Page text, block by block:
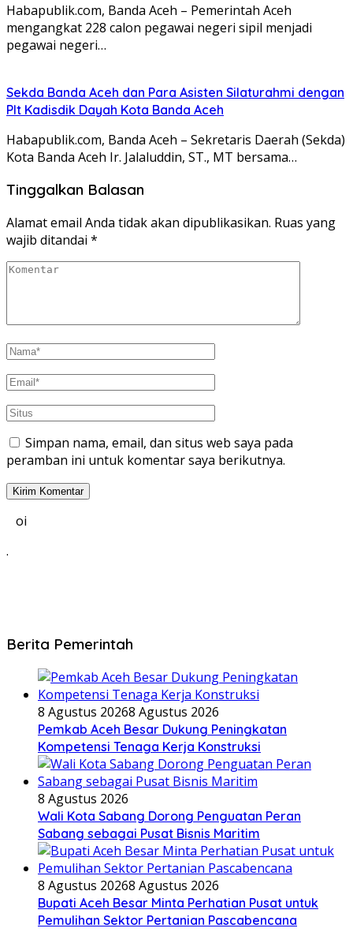
Habapublik.com, Banda Aceh – Pemerintah Aceh
mengangkat 228 calon pegawai negeri sipil menjadi
pegawai negeri…
Sekda Banda Aceh dan Para Asisten Silaturahmi dengan
Plt Kadisdik Dayah Kota Banda Aceh
Habapublik.com, Banda Aceh – Sekretaris Daerah (Sekda)
Kota Banda Aceh Ir. Jalaluddin, ST., MT bersama…
Tinggalkan Balasan
Alamat email Anda tidak akan dipublikasikan. Ruas yang
wajib ditandai *
Simpan nama, email, dan situs web saya pada
peramban ini untuk komentar saya berikutnya.
oi
.
Berita Pemerintah
8 Agustus 20268 Agustus 2026
Pemkab Aceh Besar Dukung Peningkatan
Kompetensi Tenaga Kerja Konstruksi
8 Agustus 2026
Wali Kota Sabang Dorong Penguatan Peran
Sabang sebagai Pusat Bisnis Maritim
8 Agustus 20268 Agustus 2026
Bupati Aceh Besar Minta Perhatian Pusat untuk
Pemulihan Sektor Pertanian Pascabencana